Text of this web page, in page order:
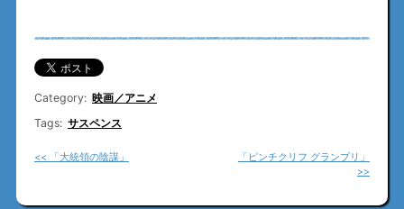
Category: 映画／アニメ
Tags: サスペンス
<< 「大統領の陰謀」
「ピンチクリフ グランプリ」
>>